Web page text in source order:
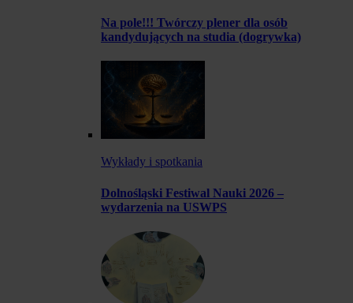
Na pole!!! Twórczy plener dla osób
kandydujących na studia (dogrywka)
Wykłady i spotkania
Dolnośląski Festiwal Nauki 2026 –
wydarzenia na USWPS